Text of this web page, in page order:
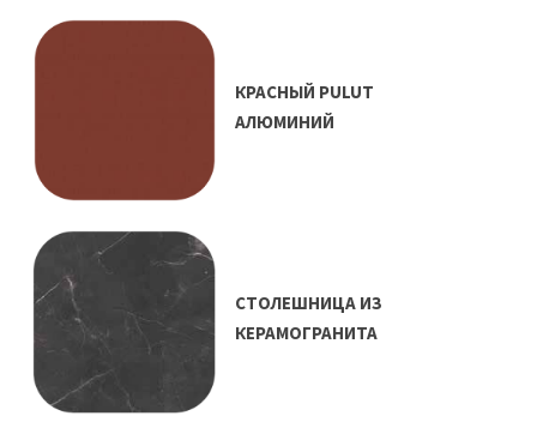
КРАСНЫЙ PULUT
АЛЮМИНИЙ
СТОЛЕШНИЦА ИЗ
КЕРАМОГРАНИТА